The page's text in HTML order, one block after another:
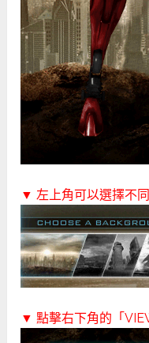
▼ 左上角可以選擇不
▼ 點擊右下角的「